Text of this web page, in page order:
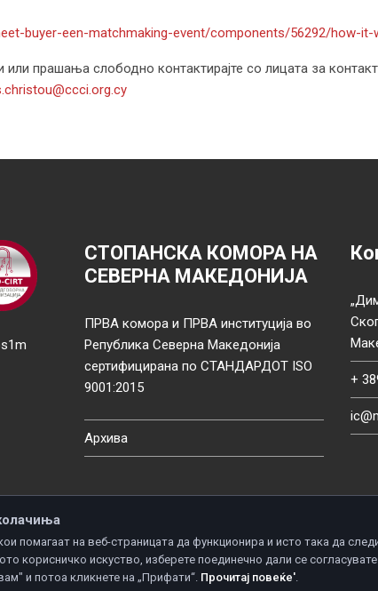
buyer-een-matchmaking-event/components/56292/how-it-
прашања слободно контактирајте со лицата за
СТОПАНСКА КОМОРА НА
СЕВЕРНА МАКЕДОНИЈА
ПРВА комора и ПРВА институција во
Република Северна Македонија
сертифицирана по СТАНДАРДОТ ISO
9001:2015
Архива
+
Unet. All rights reserved.
помагаат на веб-страницата да функционира и исто така да
корисничко искуство, изберете поединечно дали се
и потоа кликнете на „Прифати“. Прочитај повеќе'.